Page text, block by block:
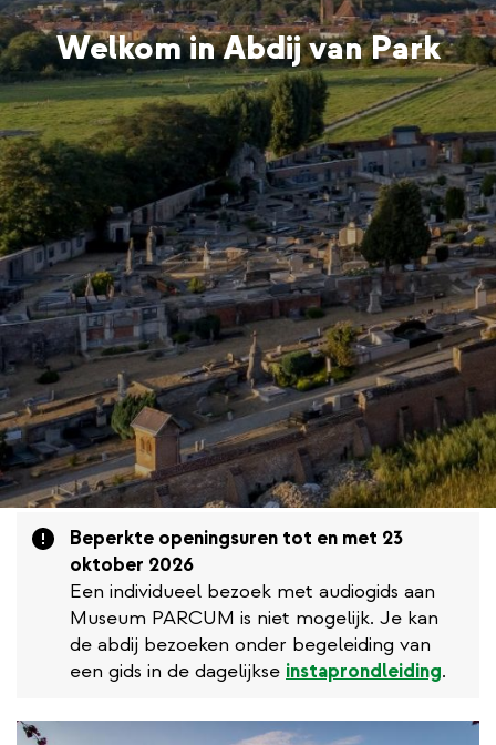
Welkom in Abdij van Park
Attention
Beperkte openingsuren tot en met 23
oktober 2026
Een individueel bezoek met audiogids aan
Museum PARCUM is niet mogelijk. Je kan
de abdij bezoeken onder begeleiding van
een gids in de dagelijkse instaprondleiding.